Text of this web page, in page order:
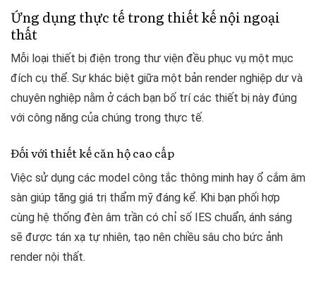
Ứng dụng thực tế trong thiết kế nội ngoại
thất
Mỗi loại thiết bị điện trong thư viện đều phục vụ một mục
đích cụ thể. Sự khác biệt giữa một bản render nghiệp dư và
chuyên nghiệp nằm ở cách bạn bố trí các thiết bị này đúng
với công năng của chúng trong thực tế.
Đối với thiết kế căn hộ cao cấp
Việc sử dụng các model công tắc thông minh hay ổ cắm âm
sàn giúp tăng giá trị thẩm mỹ đáng kể. Khi bạn phối hợp
cùng hệ thống đèn âm trần có chỉ số IES chuẩn, ánh sáng
sẽ được tán xạ tự nhiên, tạo nên chiều sâu cho bức ảnh
render nội thất.